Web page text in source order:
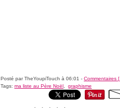
Posté par TheYoupiTouch à 06:01 - Commentaires [
Tags: ma liste au Père Noël graphisme